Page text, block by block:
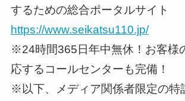
するための総合ポータルサイト
https://www.seikatsu110.jp/
※24時間365日年中無休！お客様
応するコールセンターも完備！
※以下、メディア関係者限定の特